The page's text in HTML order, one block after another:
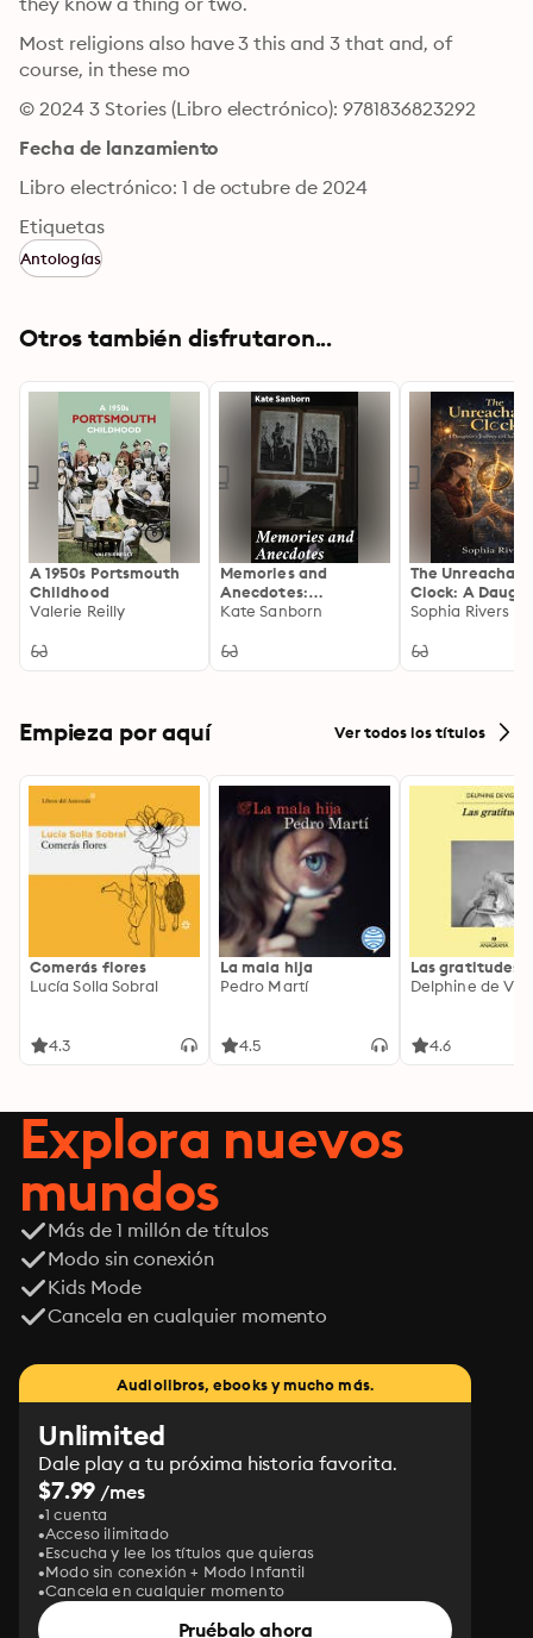
Most religions also have 3 this and 3 that and, of
course, in these mo
© 2024 3 Stories (Libro electrónico): 9781836823292
Fecha de lanzamiento
Libro electrónico: 1 de octubre de 2024
Etiquetas
Antologías
Otros también disfrutaron...
A 1950s Portsmouth
Childhood
Valerie Reilly
Memories and
Anecdotes:
Recollections and
Journey Through
Kate Sanborn
The
Clock: A
Journey to
Sophia Rivers
Empieza por aquí Ver todos los títulos
Comerás flores
Lucía Solla Sobral
4.3
La mala hija
Pedro Martí
4.5
Las gratitudes
Delphine de
4.6
Explora nuevos
mundos
Más de 1 millón de títulos
Modo sin conexión
Kids Mode
Cancela en cualquier momento
Audiolibros, ebooks y mucho más.
Unlimited
Dale play a tu próxima historia favorita.
$7.99 /mes
1 cuenta
Acceso ilimitado
Escucha y lee los títulos que quieras
Modo sin conexión + Modo Infantil
Cancela en cualquier momento
Pruébalo ahora